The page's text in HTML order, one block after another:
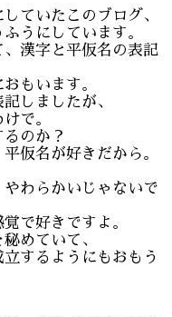
ていたこのブログ、
うにしています。
、漢字と平仮名の表記
もいます。
しましたが、
で。
のか？
仮名が好きだから。
わらかいじゃないで
で好きですよ。
めていて、
するようにもおもう